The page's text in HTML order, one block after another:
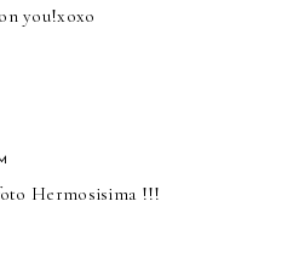
you!xoxo
Hermosisima !!!